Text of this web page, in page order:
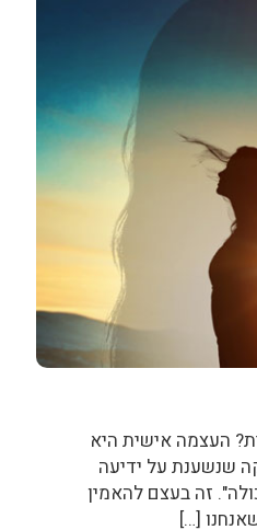
העצמה אישית היא
שנשענת על ידיעה
זה בעצם להאמין
[…]